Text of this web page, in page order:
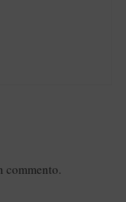
commento.